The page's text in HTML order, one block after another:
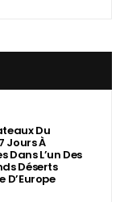
Du
Jours À
Dans L’un Des
Déserts
D’Europe